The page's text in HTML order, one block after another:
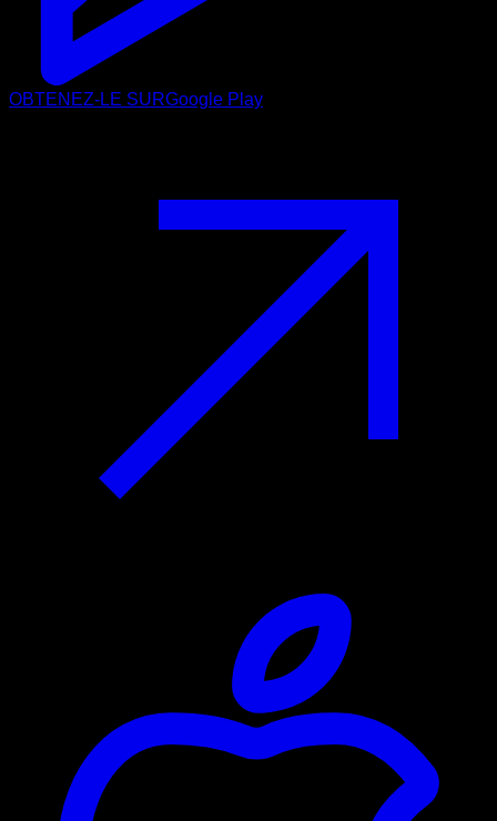
OBTENEZ-LE SURGoogle Play